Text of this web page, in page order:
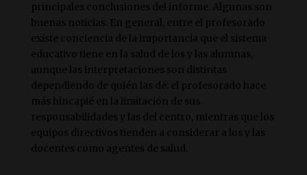
principales conclusiones del informe. Algunas son
buenas noticias. En general, entre el profesorado
existe conciencia de la importancia que el sistema
educativo tiene en la salud de los y las alumnas,
aunque las interpretaciones son distintas
dependiendo de quién las dé: el profesorado hace
más hincapié en la limitación de sus
responsabilidades y las del centro, mientras que los
equipos directivos tienden a considerar a los y las
docentes como agentes de salud.